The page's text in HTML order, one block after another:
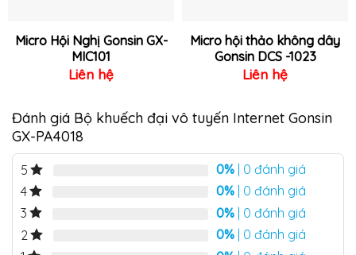
Micro Hội Nghị Gonsin GX-
MIC101
Liên hệ
Micro hội thảo không dây
Gonsin DCS -1023
Liên hệ
Đánh giá Bộ khuếch đại vô tuyến Internet Gonsin
GX-PA4018
5 0% | 0 đánh giá
4
0% | 0 đánh giá
3
0% | 0 đánh giá
2
0% | 0 đánh giá